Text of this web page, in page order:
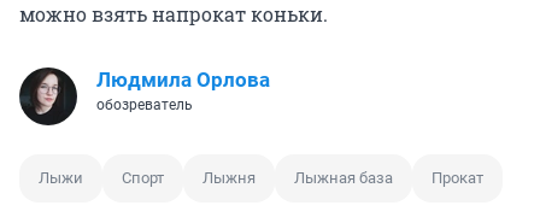
можно взять напрокат коньки.
Людмила Орлова
обозреватель
Лыжи Спорт Лыжня Лыжная база Прокат